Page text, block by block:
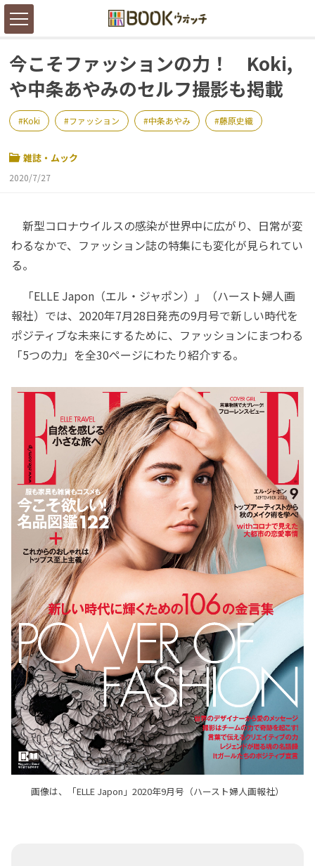
今こそファッションの力！ Koki,
や中条あやみのセルフ撮影も掲載
Koki ファッション 中条あやみ 藤原史織
雑誌・ムック
2020/7/27
新型コロナウイルスの感染が世界中に広がり、日常が変
わるなかで、ファッション誌の特集にも変化が見られてい
る。
「ELLE Japon（エル・ジャポン）」（ハースト婦人画
報社）では、2020年7月28日発売の9月号で新しい時代を
ポジティブな未来にするために、ファッションにまつわる
「5つの力」を全30ページにわたり紹介する。
画像は、「ELLE Japon」2020年9月号（ハースト婦人画報社）